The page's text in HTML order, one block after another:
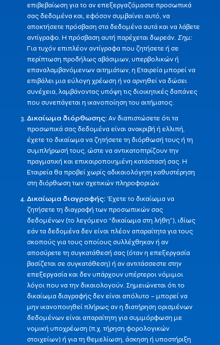
επιβεβαίωση για το αν επεξεργαζόμαστε προσωπικά
σας δεδομένα και, εφόσον συμβαίνει αυτό, να
αποκτήσετε πρόσβαση στα δεδομένα αυτά και να λάβετε
αντίγραφο. Η πρόσβαση αυτή παρέχεται δωρεάν. Σημ:
Για τυχόν επιπλέον αντίγραφα που ζητήσετε ή σε
περίπτωση προδήλως αβάσιμων, υπερβολικών ή
επαναλαμβανόμενων αιτημάτων, η Εταιρεία μπορεί να
επιβάλει μια εύλογη χρέωση ή να αρνηθεί να δώσει
συνέχεια, λαμβάνοντας υπόψη τις διοικητικές δαπάνες
που συνεπάγεται η ικανοποίηση του αιτήματος.
Δικαίωμα διόρθωσης: Αν διαπιστώσετε ότι τα
προσωπικά σας δεδομένα είναι ανακριβή ή ελλιπή,
έχετε το δικαίωμα να ζητήσετε τη διόρθωσή τους ή τη
συμπλήρωσή τους, ώστε να αντικατοπτρίζουν την
πραγματική και επικαιροποιημένη κατάστασή σας. Η
Εταιρεία θα προβεί χωρίς αδικαιολόγητη καθυστέρηση
στη διόρθωση των σχετικών πληροφοριών.
Δικαίωμα διαγραφής: Έχετε το δικαίωμα να
ζητήσετε τη διαγραφή των προσωπικών σας
δεδομένων (το λεγόμενο “δικαίωμα στη λήθη”), ιδίως
εάν τα δεδομένα δεν είναι πλέον απαραίτητα για τους
σκοπούς για τους οποίους συλλέχθηκαν ή αν
αποσύρετε τη συγκατάθεσή σας (όταν η επεξεργασία
βασίζεται σε συγκατάθεση) ή αν αντιτάσσεστε στην
επεξεργασία και δεν υπάρχουν υπέρτεροι νόμιμοι
λόγοι που να την δικαιολογούν. Σημειώνεται ότι το
δικαίωμα διαγραφής δεν είναι απόλυτο – μπορεί να
μην ικανοποιηθεί πλήρως αν η διατήρηση ορισμένων
δεδομένων είναι απαραίτητη για συμμόρφωση με
νομική υποχρέωση (π.χ. τήρηση φορολογικών
στοιχείων) ή για τη θεμελίωση, άσκηση ή υποστήριξη